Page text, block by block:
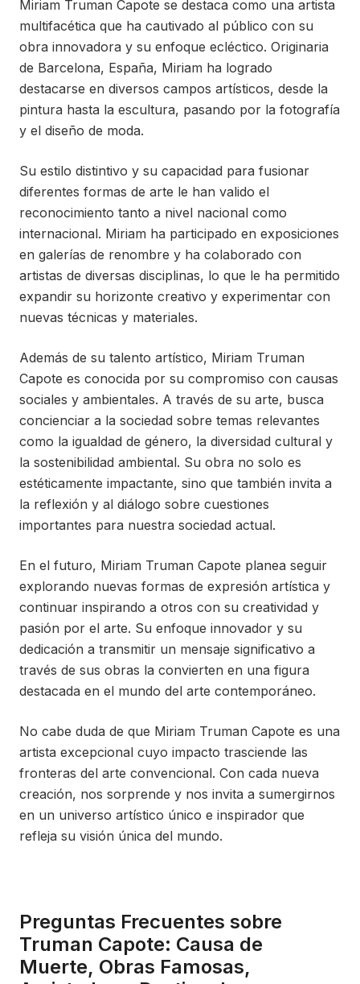
Miriam Truman Capote se destaca como una artista
multifacética que ha cautivado al público con su
obra innovadora y su enfoque ecléctico. Originaria
de Barcelona, España, Miriam ha logrado
destacarse en diversos campos artísticos, desde la
pintura hasta la escultura, pasando por la fotografía
y el diseño de moda.
Su estilo distintivo y su capacidad para fusionar
diferentes formas de arte le han valido el
reconocimiento tanto a nivel nacional como
internacional. Miriam ha participado en exposiciones
en galerías de renombre y ha colaborado con
artistas de diversas disciplinas, lo que le ha permitido
expandir su horizonte creativo y experimentar con
nuevas técnicas y materiales.
Además de su talento artístico, Miriam Truman
Capote es conocida por su compromiso con causas
sociales y ambientales. A través de su arte, busca
concienciar a la sociedad sobre temas relevantes
como la igualdad de género, la diversidad cultural y
la sostenibilidad ambiental. Su obra no solo es
estéticamente impactante, sino que también invita a
la reflexión y al diálogo sobre cuestiones
importantes para nuestra sociedad actual.
En el futuro, Miriam Truman Capote planea seguir
explorando nuevas formas de expresión artística y
continuar inspirando a otros con su creatividad y
pasión por el arte. Su enfoque innovador y su
dedicación a transmitir un mensaje significativo a
través de sus obras la convierten en una figura
destacada en el mundo del arte contemporáneo.
No cabe duda de que Miriam Truman Capote es una
artista excepcional cuyo impacto trasciende las
fronteras del arte convencional. Con cada nueva
creación, nos sorprende y nos invita a sumergirnos
en un universo artístico único e inspirador que
refleja su visión única del mundo.
Preguntas Frecuentes sobre
Truman Capote: Causa de
Muerte, Obras Famosas,